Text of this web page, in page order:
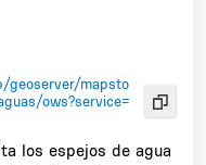
geoserver/mapsto
ows?service=
los espejos de agua